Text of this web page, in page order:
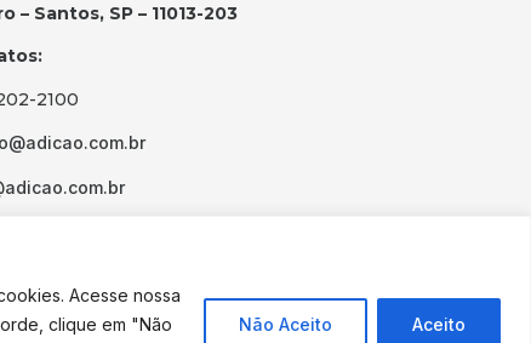
Acesse nossa
clique em "Não
Não Aceito Aceito
– Santos, SP – 11013-203
2100